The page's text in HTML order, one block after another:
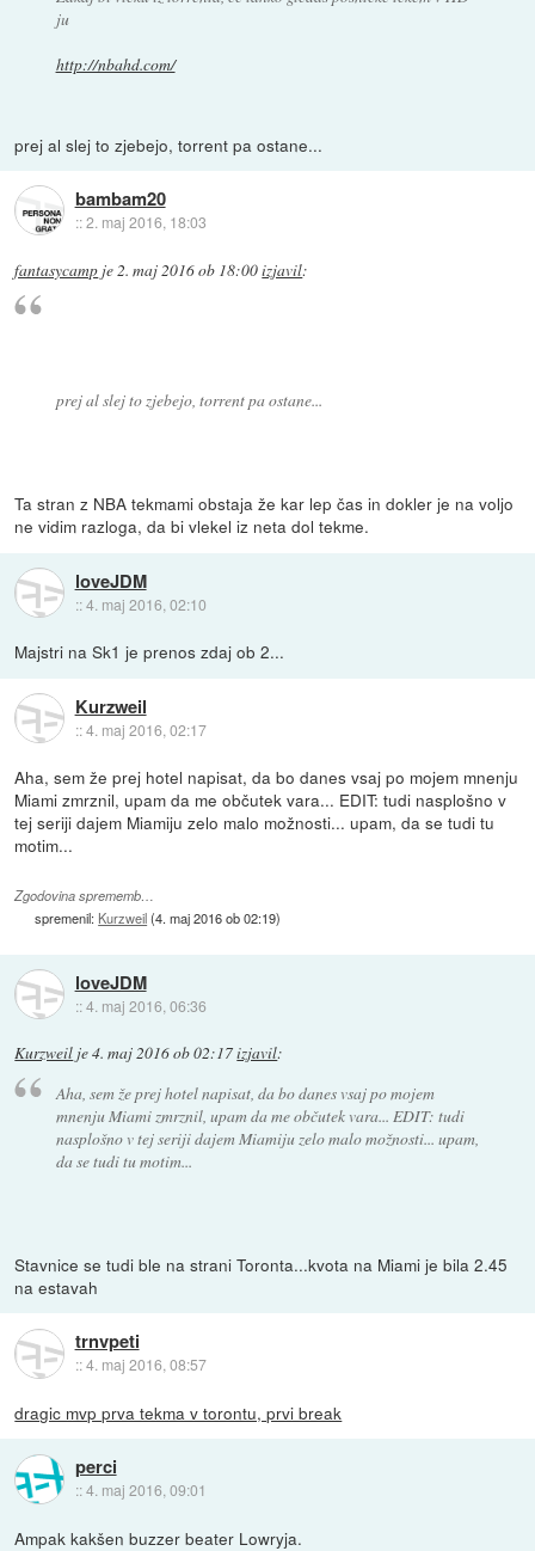
ju
http://nbahd.com/
prej al slej to zjebejo, torrent pa ostane...
bambam20
::2. maj 2016, 18:03
fantasycamp je2. maj 2016 ob 18:00izjavil:
prej al slej to zjebejo, torrent pa ostane...
Ta stran z NBA tekmami obstaja že kar lep čas in dokler je na voljo
ne vidim razloga, da bi vlekel iz neta dol tekme.
loveJDM
::4. maj 2016, 02:10
Majstri na Sk1 je prenos zdaj ob 2...
Kurzweil
::4. maj 2016, 02:17
Aha, sem že prej hotel napisat, da bo danes vsaj po mojem mnenju
Miami zmrznil, upam da me občutek vara... EDIT: tudi nasplošno v
tej seriji dajem Miamiju zelo malo možnosti... upam, da se tudi tu
motim...
Zgodovina sprememb…
spremenil: Kurzweil(4. maj 2016 ob 02:19)
loveJDM
::4. maj 2016, 06:36
Kurzweil je4. maj 2016 ob 02:17izjavil:
Aha, sem že prej hotel napisat, da bo danes vsaj po mojem
mnenju Miami zmrznil, upam da me občutek vara... EDIT: tudi
nasplošno v tej seriji dajem Miamiju zelo malo možnosti... upam,
da se tudi tu motim...
Stavnice se tudi ble na strani Toronta...kvota na Miami je bila 2.45
na estavah
trnvpeti
::4. maj 2016, 08:57
dragic mvp prva tekma v torontu, prvi break
perci
::4. maj 2016, 09:01
Ampak kakšen buzzer beater Lowryja.